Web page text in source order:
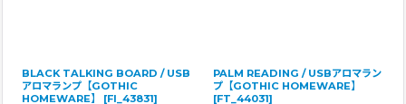
BLACK TALKING BOARD / USB
アロマランプ【GOTHIC
HOMEWARE】
[FI_43831]
PALM READING / USBアロマラン
プ【GOTHIC HOMEWARE】
[FT_44031]